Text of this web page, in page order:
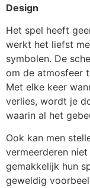
Design
Het spel heeft
werkt het liefst
symbolen. De
om de atmosfeer
Met elke keer
verlies, wordt je
waarin al het
Ook kan men
vermeerderen
gemakkelijk hun
geweldig